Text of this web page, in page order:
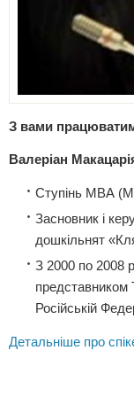
З вами
Валеріан
Ступінь МВА
Засновник і
дошкільнят
З 2000 по 2008
представником
Російській
Детальніше про